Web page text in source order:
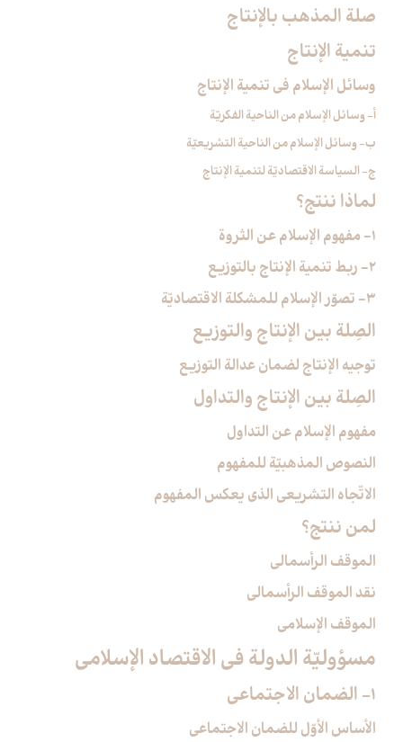
صلة المذهب بالإنتاج‏
تنمية الإنتاج‏
وسائل الإسلام في تنمية الإنتاج‏
أ- وسائل الإسلام من الناحية الفكريّة
ب- وسائل الإسلام من الناحية التشريعيّة
ج- السياسة الاقتصاديّة لتنمية الإنتاج
لماذا ننتج؟
1- مفهوم الإسلام عن الثروة
2- ربط تنمية الإنتاج بالتوزيع
3- تصوّر الإسلام للمشكلة الاقتصاديّة
الصِلة بين الإنتاج والتوزيع‏
توجيه الإنتاج لضمان عدالة التوزيع
الصِلة بين الإنتاج والتداول‏
مفهوم الإسلام عن التداول
النصوص المذهبيّة للمفهوم
الاتّجاه التشريعي الذي يعكس المفهوم
لمن ننتج؟
الموقف الرأسمالي
نقد الموقف الرأسمالي
الموقف الإسلامي
مسؤوليّة الدولة في الاقتصاد الإسلامي‏
1- الضمان الاجتماعي‏
الأساس الأوّل للضمان الاجتماعي